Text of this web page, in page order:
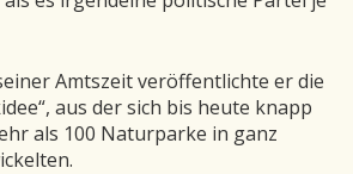
Amtszeit veröffentlichte er die
aus der sich bis heute knapp
als 100 Naturparke in ganz